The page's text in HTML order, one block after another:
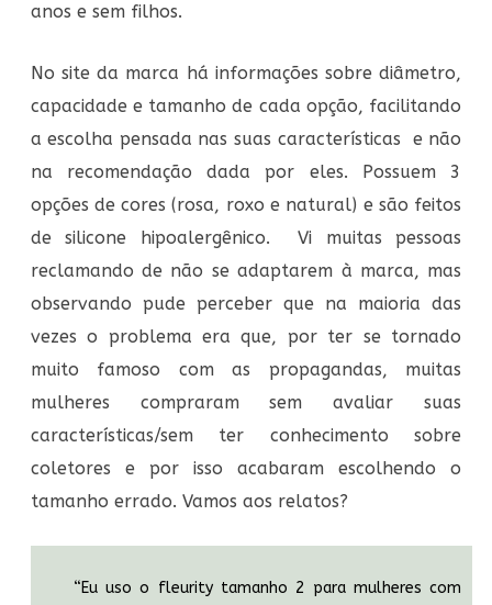
anos e sem filhos.
No site da marca há informações sobre diâmetro,
capacidade e tamanho de cada opção, facilitando
a escolha pensada nas suas características e não
na recomendação dada por eles. Possuem 3
opções de cores (rosa, roxo e natural) e são feitos
de silicone hipoalergênico. Vi muitas pessoas
reclamando de não se adaptarem à marca, mas
observando pude perceber que na maioria das
vezes o problema era que, por ter se tornado
muito famoso com as propagandas, muitas
mulheres compraram sem avaliar suas
características/sem ter conhecimento sobre
coletores e por isso acabaram escolhendo o
tamanho errado. Vamos aos relatos?
“Eu uso o fleurity tamanho 2 para mulheres com